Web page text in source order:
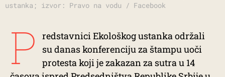
ustanka; izvor: Pravo na vodu / Facebook
P
redstavnici Ekološkog ustanka održali
su danas konferenciju za štampu uoči
protesta koji je zakazan za sutra u 14